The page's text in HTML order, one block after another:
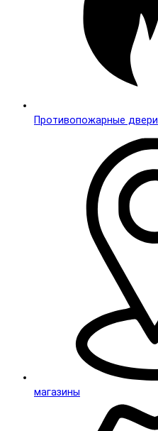
Противопожарные двери
магазины